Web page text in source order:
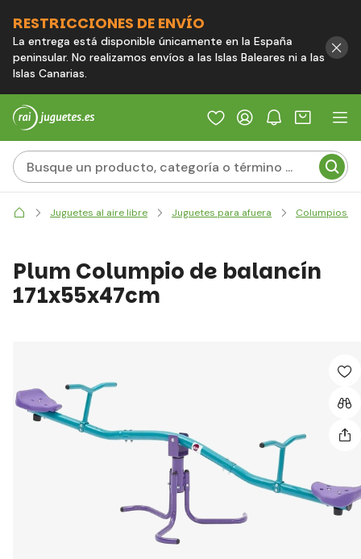
RESTRICCIONES DE ENVÍO
La entrega está disponible únicamente en la España
peninsular. No realizamos envíos a las Islas Baleares ni a las
Islas Canarias.
Juguetes al aire libre Juguetes para afuera Columpios y
Plum Columpio de balancín
171x55x47cm